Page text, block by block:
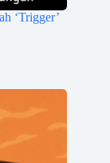
‘Trigger’